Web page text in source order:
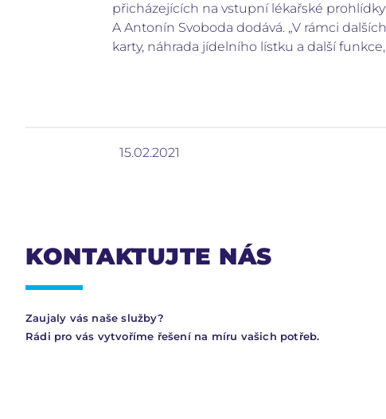
přicházejících na vstupní lékařské
A Antonín Svoboda dodává. „V rámci
karty, náhrada jídelního lístku a další
15.02.2021
KONTAKTUJTE NÁS
Zaujaly vás naše služby?
Rádi pro vás vytvoříme řešení na míru vašich potřeb.